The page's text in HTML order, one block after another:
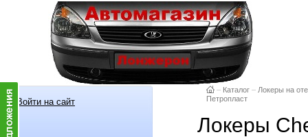
Войти на сайт
– Каталог – Локеры на
Петропласт
Локеры